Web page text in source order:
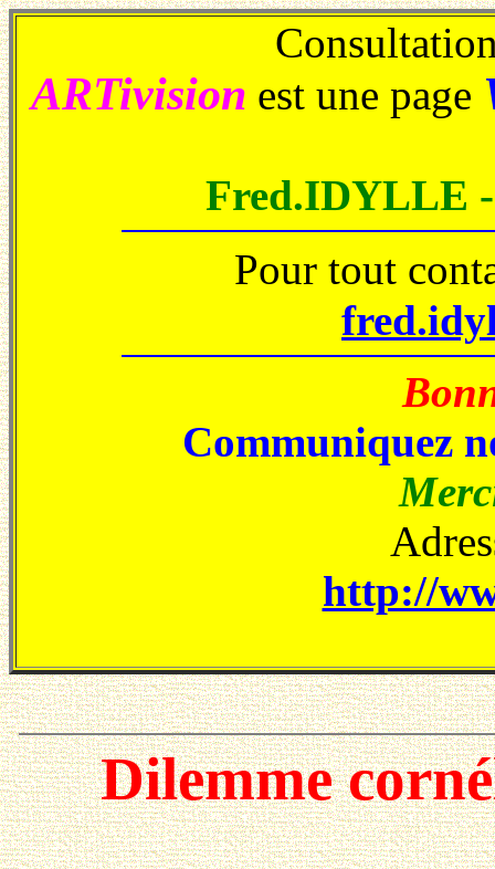
ARTivision est une page
Fred.IDYLLE
Pour tout
Communiquez
http://
Dilemme